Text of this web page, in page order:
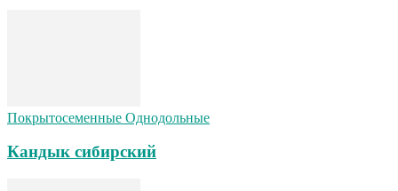
Покрытосеменные Однодольные
Кандык сибирский